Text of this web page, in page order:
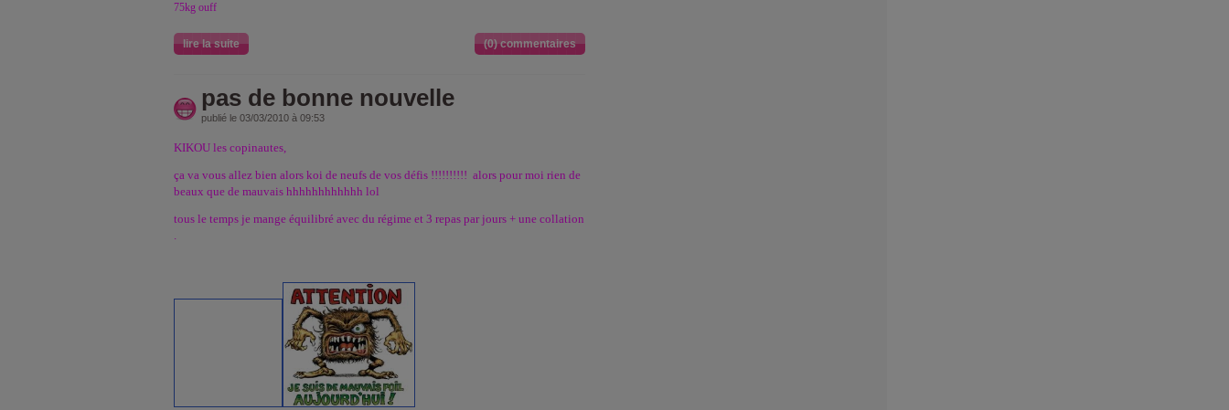
75kg ouff
lire la suite (0) commentaires
pas de bonne nouvelle
publié le 03/03/2010 à 09:53
KIKOU les copinautes,
ça va vous allez bien alors koi de neufs de vos défis !!!!!!!!!! alors pour moi rien de
beaux que de mauvais hhhhhhhhhhhh lol
tous le temps je mange équilibré avec du régime et 3 repas par jours + une collation
.